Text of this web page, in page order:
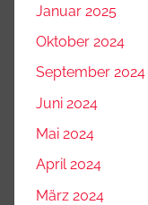
Januar 2025
Oktober 2024
September 2024
Juni 2024
Mai 2024
April 2024
März 2024